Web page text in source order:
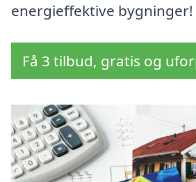
energieffektive bygninger!
Få 3 tilbud, gratis og